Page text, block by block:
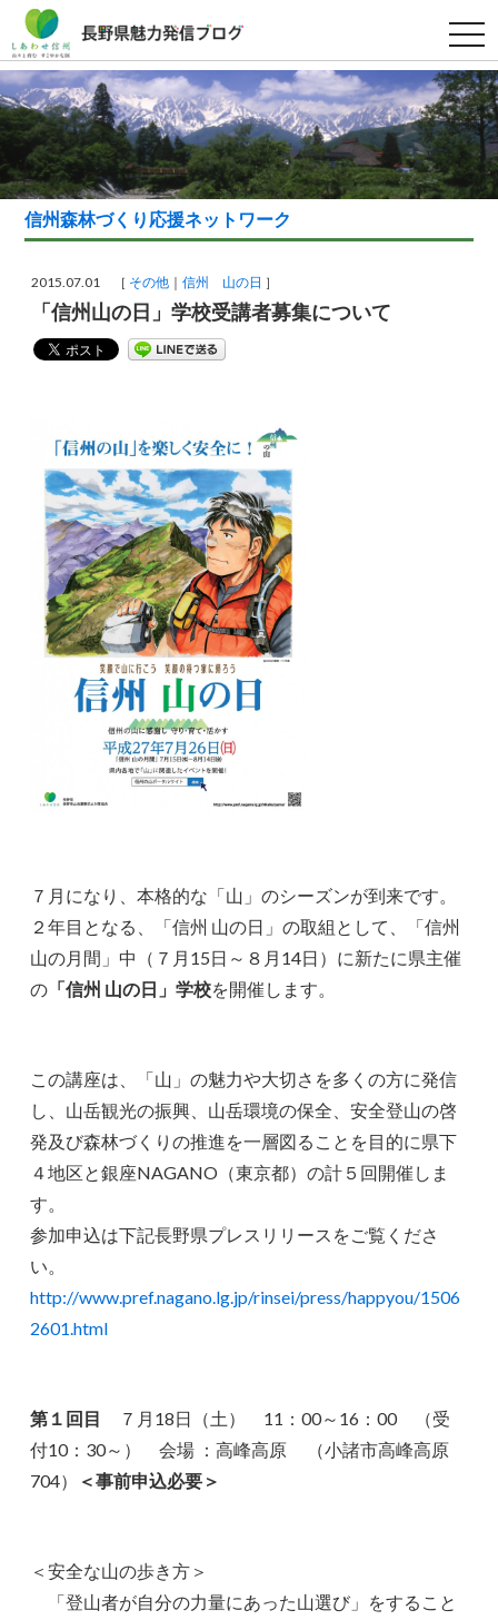
t
o
g
g
l
e
n
a
v
g
i
信州森林づくり応援ネットワーク
2015.07.01 ［ その他 信州 山の日 ］
「信州山の日」学校受講者募集について
７月になり、本格的な「山」のシーズンが到来です。
２年目となる、「信州 山の日」の取組として、「信州
山の月間」中（７月15日～８月14日）に新たに県主催
の 「信州 山の日」学校を開催します。
この講座は、「山」の魅力や大切さを多くの方に発信
し、山岳観光の振興、山岳環境の保全、安全登山の啓
発及び森林づくりの推進を一層図ることを目的に県下
４地区と銀座NAGANO（東京都）の計５回開催しま
す。
参加申込は下記長野県プレスリリースをご覧くださ
い。
http://www.pref.nagano.lg.jp/rinsei/press/happyou/1506
2601.html
第１回目
７月18日（土） 11：00～16：00 （受
付10：30～） 会場 ：高峰高原 （小諸市高峰高原
704）
＜事前申込必要＞
＜安全な山の歩き方＞
「登山者が自分の力量にあった山選び」をすること